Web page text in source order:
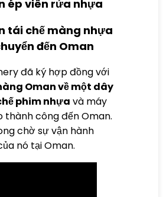
ép viên rửa nhựa
tái chế màng nhựa
đến Oman
đã ký hợp đồng với
Oman về một dây
phim nhựa và máy
thành công đến Oman.
chờ sự vận hành
nó tại Oman.